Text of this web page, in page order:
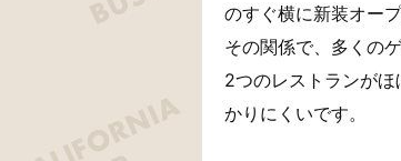
のすぐ横に新装オー
その関係で、多くの
2つのレストランが
かりにくいです。